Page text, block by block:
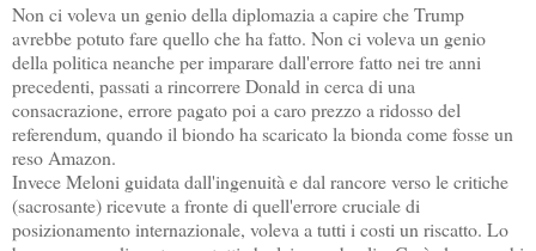
Non ci voleva un genio della diplomazia a capire che Trump
avrebbe potuto fare quello che ha fatto. Non ci voleva un genio
della politica neanche per imparare dall'errore fatto nei tre anni
precedenti, passati a rincorrere Donald in cerca di una
consacrazione, errore pagato poi a caro prezzo a ridosso del
referendum, quando il biondo ha scaricato la bionda come fosse un
reso Amazon.
Invece Meloni guidata dall'ingenuità e dal rancore verso le critiche
(sacrosante) ricevute a fronte di quell'errore cruciale di
posizionamento internazionale, voleva a tutti i costi un riscatto. Lo